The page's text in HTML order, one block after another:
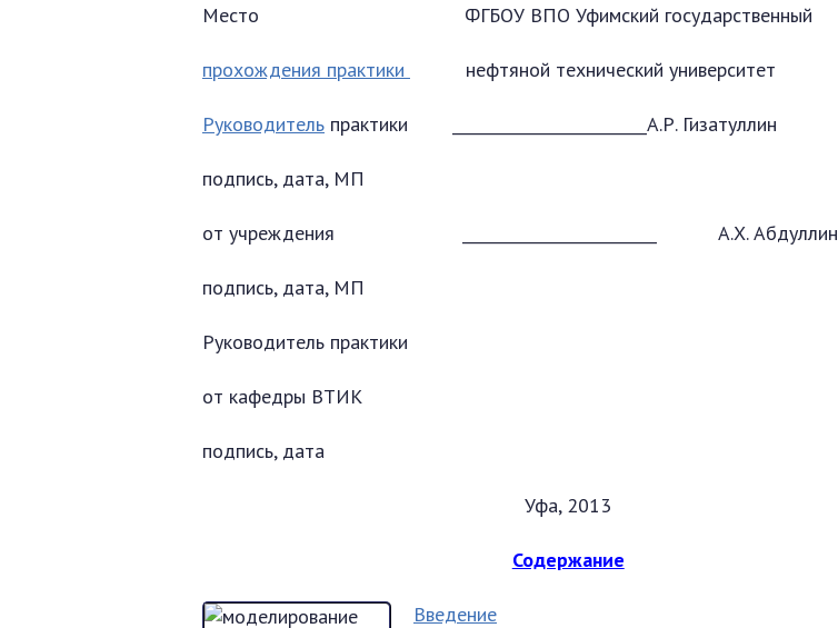
Место ФГБОУ ВПО Уфимский государственный
прохождения практики нефтяной технический университет
Руководитель практики _________________________А.Р. Гизатуллин
подпись, дата, МП
от учреждения _________________________ А.Х. Абдуллин
подпись, дата, МП
Руководитель практики
от кафедры ВТИК
подпись, дата
Уфа, 2013
Содержание
Введение